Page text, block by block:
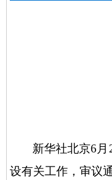
新华社北京6月
设有关工作，审议